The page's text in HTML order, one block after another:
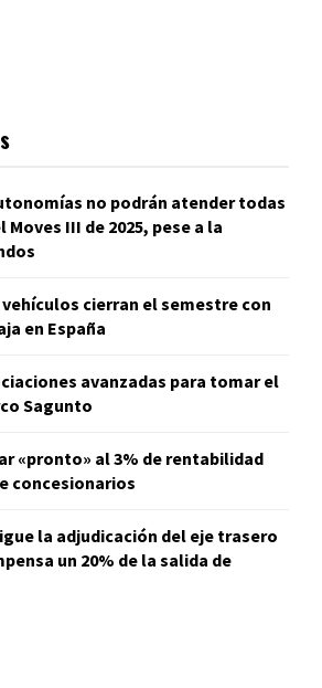
no podrán atender todas
III de 2025, pese a la
cierran el semestre con
en España
avanzadas para tomar el
Sagunto
«pronto» al 3% de rentabilidad
concesionarios
la adjudicación del eje trasero
un 20% de la salida de